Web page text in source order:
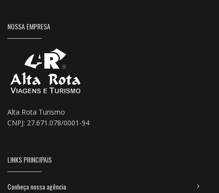
NOSSA EMPRESA
Alta Rota Turismo
CNPJ: 27.671.078/0001-94
LINKS PRINCIPAIS
Conheça nossa agência